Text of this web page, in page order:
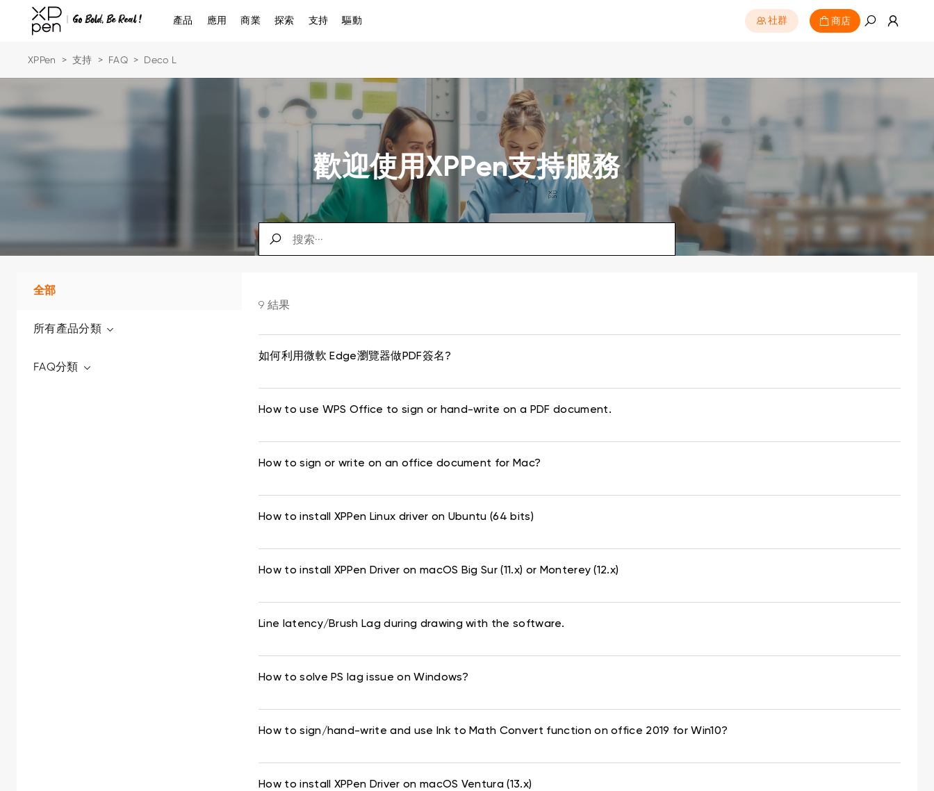
產品 應用 商業 探索 支持 驅動 社群 商店
XPPen > 支持 > FAQ > Deco L
歡迎使用XPPen支持服務
全部
所有產品分類
FAQ分類
9 結果
如何利用微軟 Edge瀏覽器做PDF簽名?
How to use WPS Office to sign or hand-write on a PDF document.
How to sign or write on an office document for Mac?
How to install XPPen Linux driver on Ubuntu (64 bits)
How to install XPPen Driver on macOS Big Sur (11.x) or Monterey (12.x)
Line latency/Brush Lag during drawing with the software.
How to solve PS lag issue on Windows?
How to sign/hand-write and use Ink to Math Convert function on office 2019 for Win10?
How to install XPPen Driver on macOS Ventura (13.x)